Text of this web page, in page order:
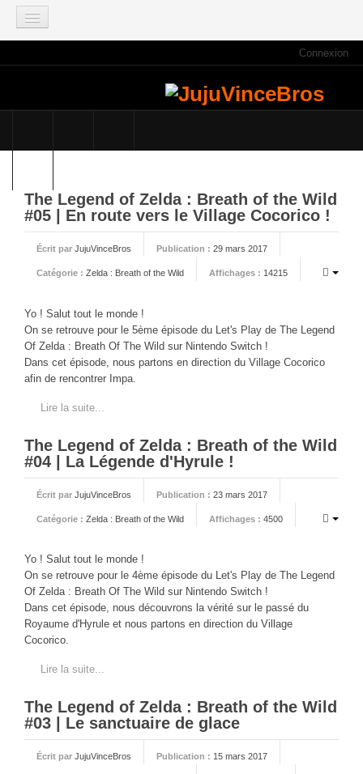
Connexion
E3 2021
Faisons le point
Qui sommes nous ?
Galeries photos
Accès aux Quiz
Les videos des JujuVinceBros
CINÉ
Critiques films
JEUX
Walkthrough / LP
Découvrons le Boss Final
Minecraft
Battlefield Montage
Stop Motions & Animations
Sonic the Hedgehog 2
The Legend of Zelda : Breath of the Wild
#05 | En route vers le Village Cocorico !
Écrit par JujuVinceBros Publication : 29 mars 2017
Catégorie : Zelda : Breath of the Wild Affichages : 14215
Yo ! Salut tout le monde !
On se retrouve pour le 5ème épisode du Let's Play de The Legend
Of Zelda : Breath Of The Wild sur Nintendo Switch !
Dans cet épisode, nous partons en direction du Village Cocorico
afin de rencontrer Impa.
Lire la suite...
The Legend of Zelda : Breath of the Wild
#04 | La Légende d'Hyrule !
Écrit par JujuVinceBros Publication : 23 mars 2017
Catégorie : Zelda : Breath of the Wild Affichages : 4500
Yo ! Salut tout le monde !
On se retrouve pour le 4ème épisode du Let's Play de The Legend
Of Zelda : Breath Of The Wild sur Nintendo Switch !
Dans cet épisode, nous découvrons la vérité sur le passé du
Royaume d'Hyrule et nous partons en direction du Village
Cocorico.
Lire la suite...
The Legend of Zelda : Breath of the Wild
#03 | Le sanctuaire de glace
Écrit par JujuVinceBros Publication : 15 mars 2017